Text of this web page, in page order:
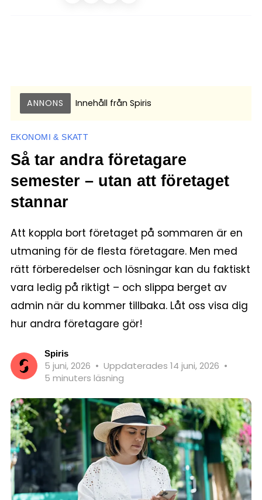
ANNONS Innehåll från Spiris
EKONOMI & SKATT
Så tar andra företagare
semester – utan att företaget
stannar
Att koppla bort företaget på sommaren är en
utmaning för de flesta företagare. Men med
rätt förberedelser och lösningar kan du faktiskt
vara ledig på riktigt – och slippa berget av
admin när du kommer tillbaka. Låt oss visa dig
hur andra företagare gör!
Spiris
5 juni, 2026 • Uppdaterades 14 juni, 2026 •
5 minuters läsning